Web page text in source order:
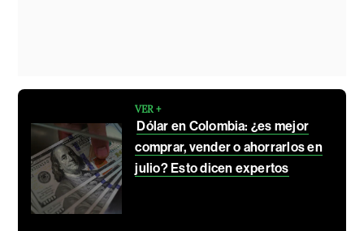
VER +
Dólar en Colombia: ¿es mejor
comprar, vender o ahorrarlos en
julio? Esto dicen expertos